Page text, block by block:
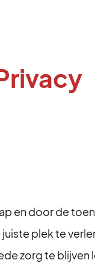
en door de
plek te
zorg te blijven